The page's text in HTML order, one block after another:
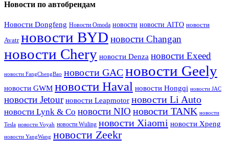
Новости по автобрендам
Новости Dongfeng Новости Omoda новости новости AITO новости
Avatr новости BYD новости Changan
новости Chery новости Denza новости Exeed
новости FangChengBao новости GACновости Geely
новости GWM новости Haval новости Hongqi новости JAC
новости Jetour новости Leapmotor новости Li Auto
новости Lynk & Co новости NIO новости TANK новости
Tesla новости Voyah новости Wuling новости Xiaomi новости Xpeng
новости YangWang новости Zeekr